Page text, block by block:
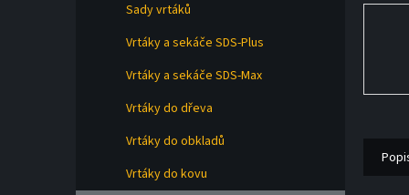
Sady vrtáků
Vrtáky a sekáče SDS-Plus
Vrtáky a sekáče SDS-Max
Vrtáky do dřeva
Vrtáky do obkladů
Vrtáky do kovu